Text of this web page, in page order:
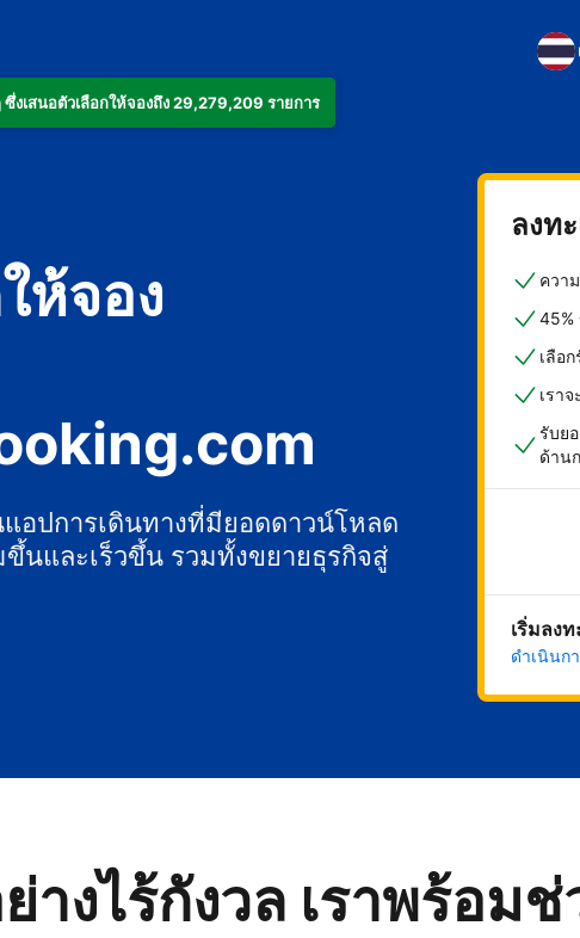
งเสนอตัวเลือกให้จองถึง 29,279,209 รายการ
ห้จอง
อปการเดินทางที่มียอดดาวน์โหลด
นและเร็วขึ้น รวมทั้งขยายธุรกิจสู่
ลงท
ควา
45%
เลือ
เรา
รับย
ด้าน
เริ่มลง
ดำเนินก
างไร้กังวล เราพร้อม